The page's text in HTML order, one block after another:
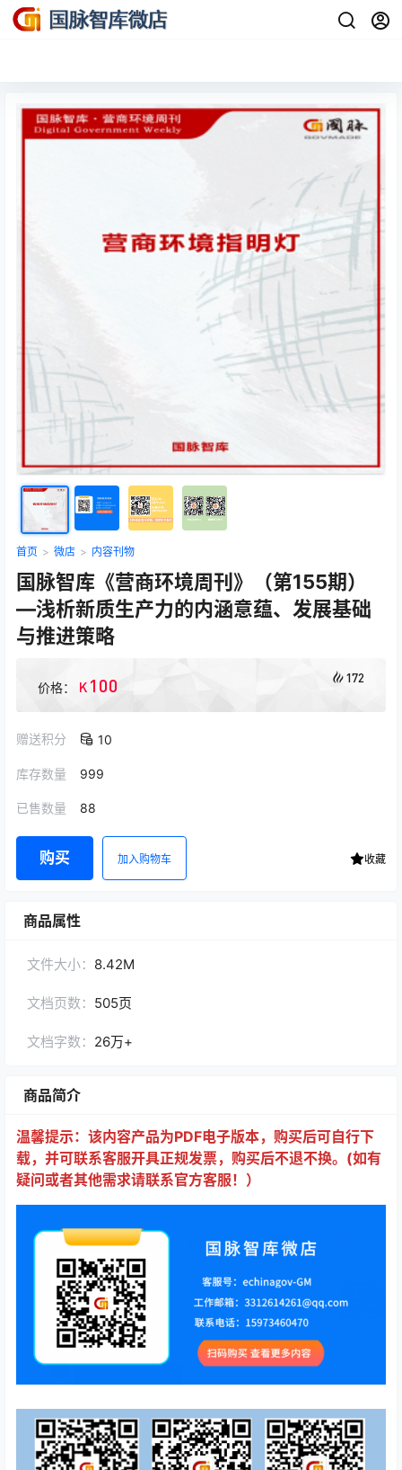
首页 > 微店 > 内容刊物
国脉智库《营商环境周刊》（第155期）
—浅析新质生产力的内涵意蕴、发展基础
与推进策略
价格： K 100 172
赠送积分 10
库存数量 999
已售数量 88
购买 加入购物车 收藏
商品属性
文件大小： 8.42M
文档页数： 505页
文档字数： 26万+
商品简介
温馨提示：该内容产品为PDF电子版本，购买后可自行下
载，并可联系客服开具正规发票，购买后不退不换。(如有
疑问或者其他需求请联系官方客服！）